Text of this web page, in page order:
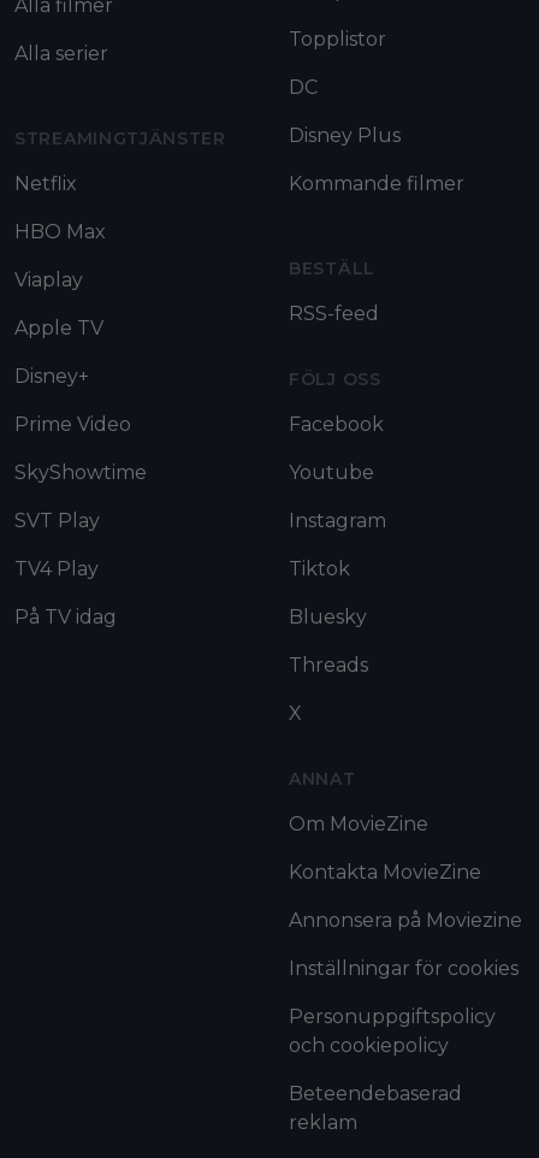
Alla filmer
Alla serier
STREAMINGTJÄNSTER
Netflix
HBO Max
Viaplay
Apple TV
Disney+
Prime Video
SkyShowtime
SVT Play
TV4 Play
På TV idag
Topplistor
DC
Disney Plus
Kommande filmer
BESTÄLL
RSS-feed
FÖLJ OSS
Facebook
Youtube
Instagram
Tiktok
Bluesky
Threads
X
ANNAT
Om MovieZine
Kontakta MovieZine
Annonsera på Moviezine
Inställningar för cookies
Personuppgiftspolicy
och cookiepolicy
Beteendebaserad
reklam